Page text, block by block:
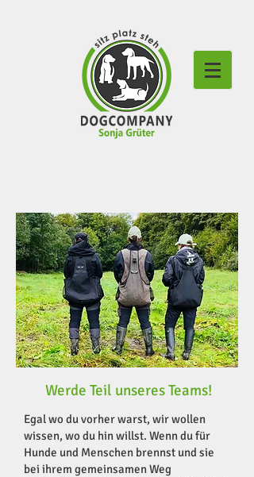
Werde Teil unseres Teams!
Egal wo du vorher warst, wir wollen
wissen, wo du hin willst. Wenn du für
Hunde und Menschen brennst und sie
bei ihrem gemeinsamen Weg